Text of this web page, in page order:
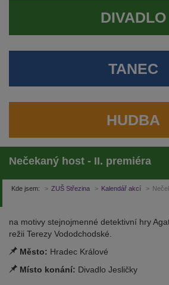
DIVADLO
TANEC
HUDBA
Nečekaný host - II. premiéra
Kde jsem: ZUŠ Střezina Kalendář akcí
na motivy stejnojmenné detektivní hry
režii Terezy Vododchodské.
Město: Hradec Králové
Místo konání: Divadlo Jesličky